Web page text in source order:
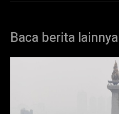
Baca berita lainnya